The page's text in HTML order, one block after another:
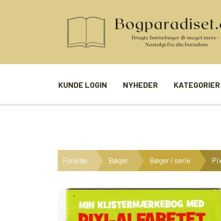
KUNDE LOGIN NYHEDER KATEGORIER
BØGER I SERIE
UDVALGTE FORFATTERE
BILLED- /
SPILLEKORT
FIRKORT
Forside Bøger Bøger i serie